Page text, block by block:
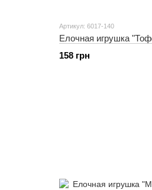
Артикул: 6017-140
Елочная игрушка
158 грн